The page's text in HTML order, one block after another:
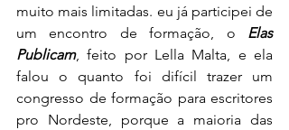
muito mais limitadas. eu já participei de
um encontro de formação, o Elas
Publicam, feito por Lella Malta, e ela
falou o quanto foi difícil trazer um
congresso de formação para escritores
pro Nordeste, porque a maioria das